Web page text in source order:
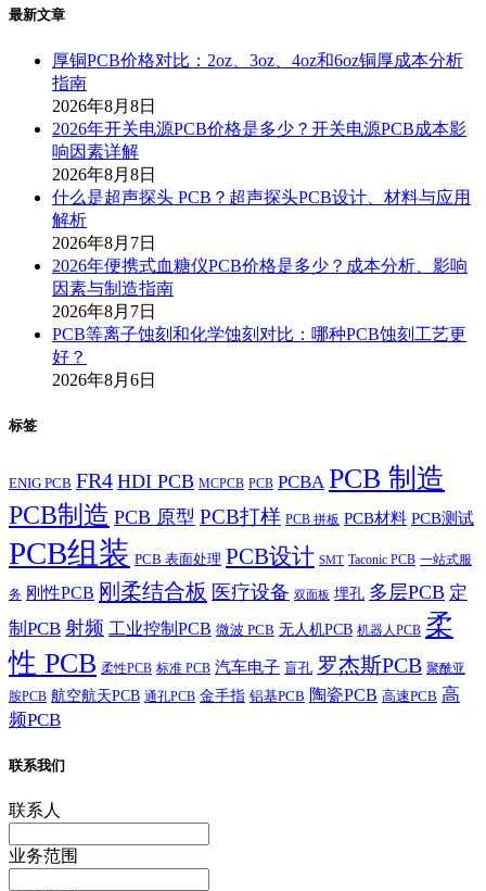
最新文章
厚铜PCB价格对比：2oz、3oz、4oz和6oz铜厚成本分析
指南
2026年8月8日
2026年开关电源PCB价格是多少？开关电源PCB成本影
响因素详解
2026年8月8日
什么是超声探头 PCB？超声探头PCB设计、材料与应用
解析
2026年8月7日
2026年便携式血糖仪PCB价格是多少？成本分析、影响
因素与制造指南
2026年8月7日
PCB等离子蚀刻和化学蚀刻对比：哪种PCB蚀刻工艺更
好？
2026年8月6日
标签
ENIG PCB FR4 HDI PCB MCPCB PCB PCBA PCB 制造
PCB制造 PCB 原型 PCB打样 PCB 拼板 PCB材料 PCB测试
PCB组装 PCB 表面处理 PCB设计 SMT Taconic PCB 一站式服
务 刚性PCB 刚柔结合板 医疗设备 双面板 埋孔 多层PCB 定
制PCB 射频 工业控制PCB 微波 PCB 无人机PCB 机器人PCB 柔
性 PCB 柔性PCB 标准 PCB 汽车电子 盲孔 罗杰斯PCB 聚酰亚
胺PCB 航空航天PCB 通孔PCB 金手指 铝基PCB 陶瓷PCB 高速PCB 高
频PCB
联系我们
联系人
业务范围